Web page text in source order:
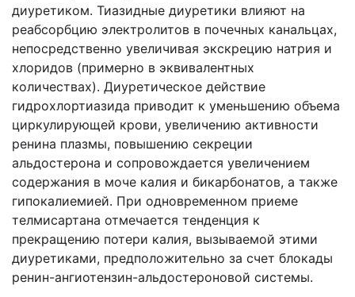
диуретиком. Тиазидные диуретики влияют на
реабсорбцию электролитов в почечных канальцах,
непосредственно увеличивая экскрецию натрия и
хлоридов (примерно в эквивалентных
количествах). Диуретическое действие
гидрохлортиазида приводит к уменьшению объема
циркулирующей крови, увеличению активности
ренина плазмы, повышению секреции
альдостерона и сопровождается увеличением
содержания в моче калия и бикарбонатов, а также
гипокалиемией. При одновременном приеме
телмисартана отмечается тенденция к
прекращению потери калия, вызываемой этими
диуретиками, предположительно за счет блокады
ренин-ангиотензин-альдостероновой системы.